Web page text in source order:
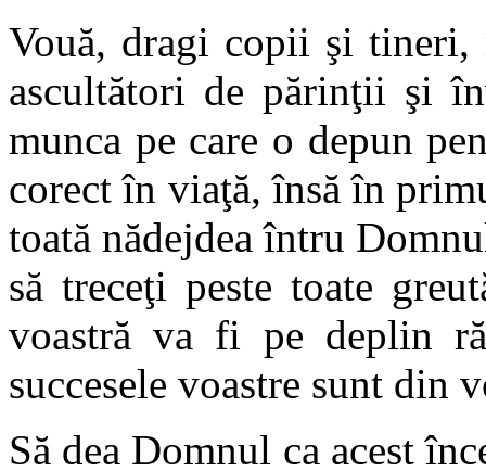
Vouă, dragi copii şi
ascultători de părinţii şi
munca pe care o depun
corect în viaţă, însă în
toată nădejdea întru
să treceţi peste toate
voastră va fi pe deplin
succesele voastre sunt din
Să dea Domnul ca acest